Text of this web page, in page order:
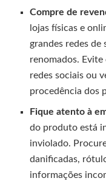
Compre de
lojas físicas e
grandes redes de
renomados.
redes sociais ou
procedência dos
Fique atento à
do produto está
inviolado.
danificadas,
informações